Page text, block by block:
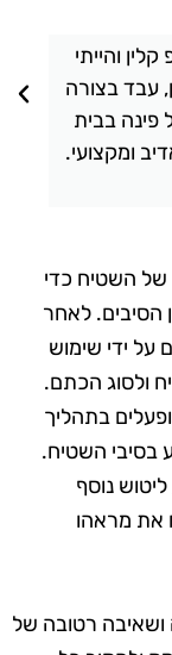
והייתי
עבד בצורה
פינה בבית
ומקצועי.
של השטיח כדי
הסיבים. לאחר
ידי שימוש
ולסוג הכתם.
בתהליך
בסיבי השטיח.
נוסף
את מראהו
רטובה של